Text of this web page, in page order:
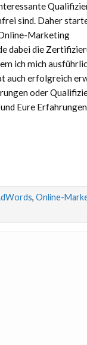
sind. Daher
Marketing
dabei die
ich mich
auch erfolgreich
oder
Eure
, Online-